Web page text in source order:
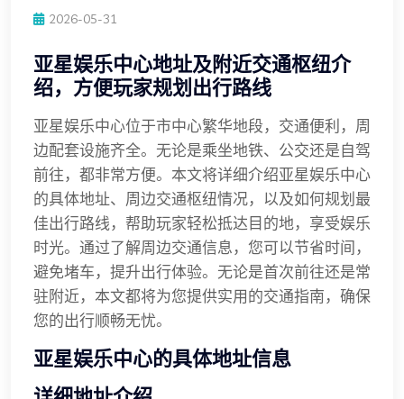
2026-05-31
亚星娱乐中心地址及附近交通枢纽介
绍，方便玩家规划出行路线
亚星娱乐中心位于市中心繁华地段，交通便利，周
边配套设施齐全。无论是乘坐地铁、公交还是自驾
前往，都非常方便。本文将详细介绍亚星娱乐中心
的具体地址、周边交通枢纽情况，以及如何规划最
佳出行路线，帮助玩家轻松抵达目的地，享受娱乐
时光。通过了解周边交通信息，您可以节省时间，
避免堵车，提升出行体验。无论是首次前往还是常
驻附近，本文都将为您提供实用的交通指南，确保
您的出行顺畅无忧。
亚星娱乐中心的具体地址信息